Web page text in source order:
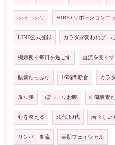
シミ シワ MIREYリポーションエ
LINE公式登録 カラダが変われば、
機嫌良く毎日を過ごす 血流を良くす
酸素たっぷり 16時間断食 カラ
反り腰 ぽっこりお腹 血流酸素
心を整える 50代,60代 若々しい
リンパ 血流 美肌フェイシャル